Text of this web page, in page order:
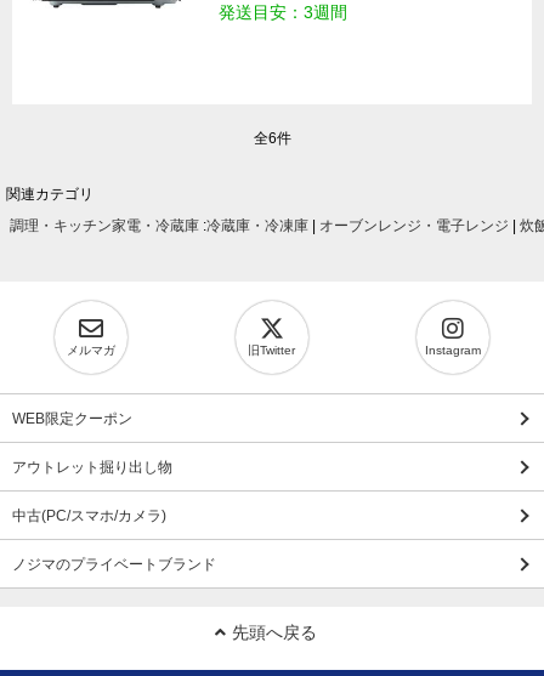
発送目安：3週間
全6件
関連カテゴリ
調理・キッチン家電・冷蔵庫 :冷蔵庫・冷凍庫 | オーブンレンジ・電子レンジ | 炊
メルマガ 旧Twitter Instagram
WEB限定クーポン
アウトレット掘り出し物
中古(PC/スマホ/カメラ)
ノジマのプライベートブランド
先頭へ戻る